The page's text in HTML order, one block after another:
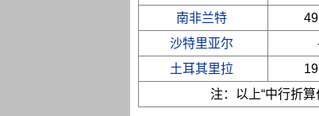
南非兰特
沙特里亚尔
土耳其里拉
注：以上“中行折